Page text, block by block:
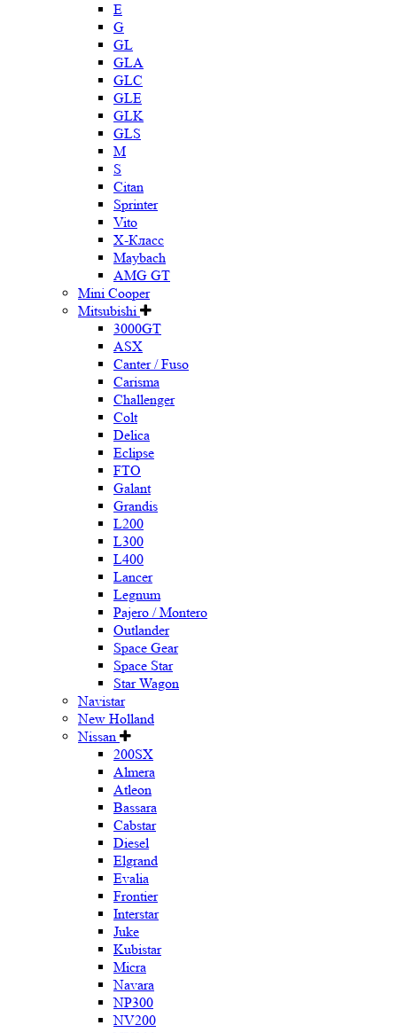
E
G
GL
GLA
GLC
GLE
GLK
GLS
M
S
Citan
Sprinter
Vito
X-Класс
Maybach
AMG GT
Mini Cooper
Mitsubishi
3000GT
ASX
Canter / Fuso
Carisma
Challenger
Colt
Delica
Eclipse
FTO
Galant
Grandis
L200
L300
L400
Lancer
Legnum
Pajero / Montero
Outlander
Space Gear
Space Star
Star Wagon
Navistar
New Holland
Nissan
200SX
Almera
Atleon
Bassara
Cabstar
Diesel
Elgrand
Evalia
Frontier
Interstar
Juke
Kubistar
Micra
Navara
NP300
NV200